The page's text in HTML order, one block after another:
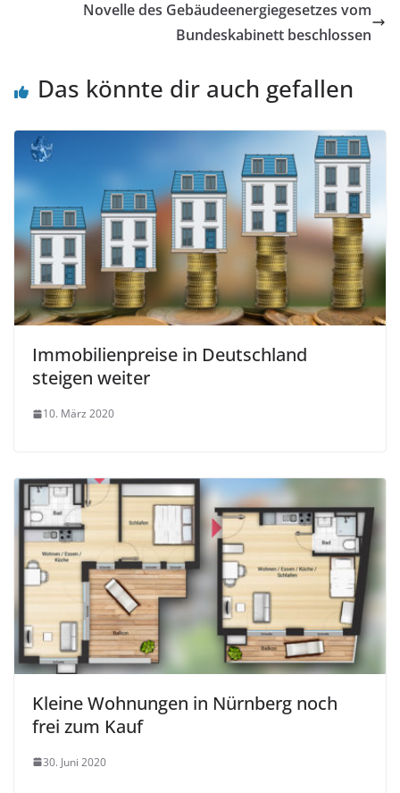
Novelle des Gebäudeenergiegesetzes vom
Bundeskabinett beschlossen
Das könnte dir auch gefallen
Immobilienpreise in Deutschland
steigen weiter
10. März 2020
Kleine Wohnungen in Nürnberg noch
frei zum Kauf
30. Juni 2020